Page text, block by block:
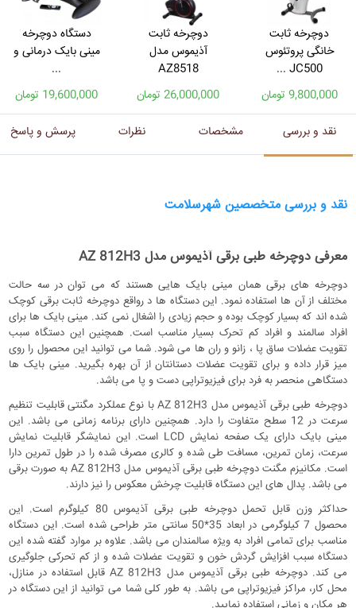
دوچرخه ثابت
خانگی پروتئوس
JC500 ...
9,800,000 تومان
دوچرخه ثابت
آذیموس مدل
AZ8518
26,000,000 تومان
دستگاه دوچرخه
مینی بایک درمانی و
...
19,600,000 تومان
نقد و بررسی مشخصات نظرات پرسش و پاسخ
نقد و بررسی متخصصین شهرسلامت
معرفی دوچرخه طبی برقی آذیموس مدل AZ 812H3
دوچرخه های برقی همان مینی بایک هایی هستند که می توان در سه حالت
مختلف از آن ها استفاده نمود. این دستگاه ها د رواقع دوچرخه ثابت برقی کوچک
شده اند که بسیار کوچک بوده و حجم زیادی را اشغال نمی کند. مینی بایک ها برای
افراد سالمند و افراد کم تحرک بسیار مناسب است. همچنین این دستگاه سبب
تقویت عضلات ساق پا ، زانو و ران ها می شود. شما می توانید این محصول را روی
میز قرار داده و برای تقویت عضلات دستانتان از آن بهره بگیرید. مینی بایک ها
دستگاهی منحصر به فرد برای فیزیوتراپی دست و پا می باشد.
دوچرخه طبی برقی آذیموس مدل AZ 812H3 با نوع عملکرد مگنتی قابلیت تنظیم
سرعت در 12 سطح متفاوت را دارد. همچنین دارای برنامه زمانی می باشد. این
مینی بایک دارای یک صفحه نمایش LCD است. این نمایشگر قابلیت نمایش
سرعت، زمان تمرین، مسافت طی شده و کالری مصرف شده را در طول تمرین دارا
است. مکانیزم مگنت دوچرخه طبی برقی آذیموس مدل AZ 812H3 به صورت برقی
می باشد. پدال های این دستگاه قابلیت چرخش معکوس را نیز دارند.
حداکثر وزن قابل تحمل دوچرخه طبی برقی آذیموس 80 کیلوگرم است. این
محصول 7 کیلوگرمی در ابعاد 35*50 سانتی متر طراحی شده است. این دستگاه
مناسب برای تمامی افراد به ویژه سالمندان می باشد. علاوه بر موارد گفته شده این
دستگاه سبب افزایش گردش خون و تقویت عضلات شده و از کم تحرکی جلوگیری
می کند. دوچرخه طبی برقی آذیموس مدل AZ 812H3 قابل استفاده در منازل،
محل کار، مراکز فیزیوتراپی می باشد. به طور کلی شما می توانید از این دستگاه در